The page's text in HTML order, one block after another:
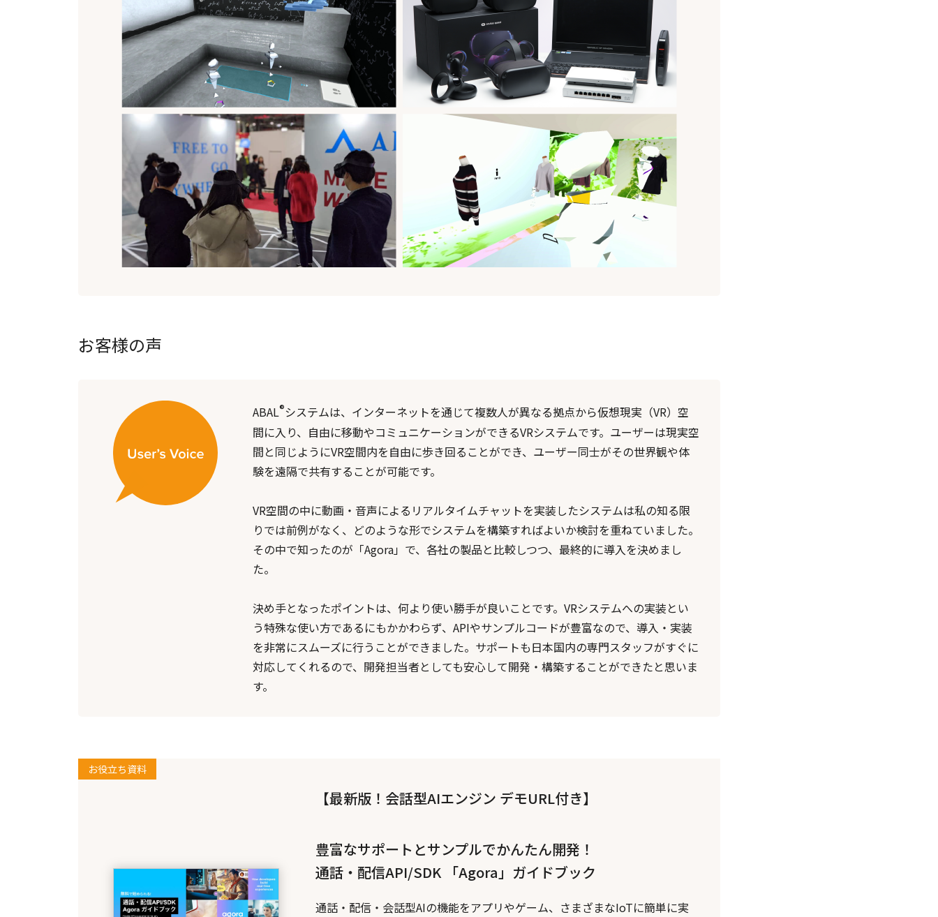
お客様の声
ABAL®️システムは、インターネットを通じて複数人が異なる拠点から仮想現実（VR）空
間に入り、自由に移動やコミュニケーションができるVRシステムです。ユーザーは現実空
間と同じようにVR空間内を自由に歩き回ることができ、ユーザー同士がその世界観や体
験を遠隔で共有することが可能です。
VR空間の中に動画・音声によるリアルタイムチャットを実装したシステムは私の知る限
りでは前例がなく、どのような形でシステムを構築すればよいか検討を重ねていました。
その中で知ったのが「Agora」で、各社の製品と比較しつつ、最終的に導入を決めまし
た。
決め手となったポイントは、何より使い勝手が良いことです。VRシステムへの実装とい
う特殊な使い方であるにもかかわらず、APIやサンプルコードが豊富なので、導入・実装
を非常にスムーズに行うことができました。サポートも日本国内の専門スタッフがすぐに
対応してくれるので、開発担当者としても安心して開発・構築することができたと思いま
す。
お役立ち資料
【最新版！会話型AIエンジン デモURL付き】
豊富なサポートとサンプルでかんたん開発！
通話・配信API/SDK 「Agora」ガイドブック
通話・配信・会話型AIの機能をアプリやゲーム、さまざまなIoTに簡単に実